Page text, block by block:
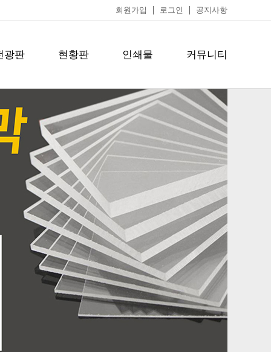
회원가입 로그인 공지사항
광판 현황판 인쇄물 커뮤니티